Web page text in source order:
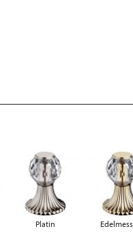
Platin